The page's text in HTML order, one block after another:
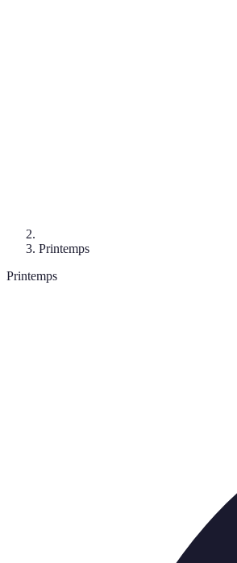
Printemps
Printemps